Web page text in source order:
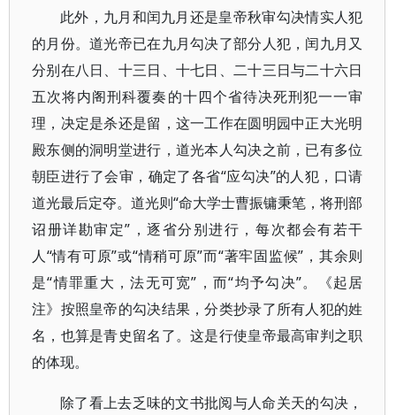
此外，九月和闰九月还是皇帝秋审勾决情实人犯
的月份。道光帝已在九月勾决了部分人犯，闰九月又
分别在八日、十三日、十七日、二十三日与二十六日
五次将内阁刑科覆奏的十四个省待决死刑犯一一审
理，决定是杀还是留，这一工作在圆明园中正大光明
殿东侧的洞明堂进行，道光本人勾决之前，已有多位
朝臣进行了会审，确定了各省“应勾决”的人犯，口请
道光最后定夺。道光则“命大学士曹振镛秉笔，将刑部
诏册详勘审定”，逐省分别进行，每次都会有若干
人“情有可原”或“情稍可原”而“著牢固监候”，其余则
是“情罪重大，法无可宽”，而“均予勾决”。《起居
注》按照皇帝的勾决结果，分类抄录了所有人犯的姓
名，也算是青史留名了。这是行使皇帝最高审判之职
的体现。
除了看上去乏味的文书批阅与人命关天的勾决，